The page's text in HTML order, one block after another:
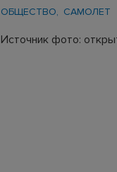
ОБЩЕСТВО САМОЛЕТ
Источник фото: